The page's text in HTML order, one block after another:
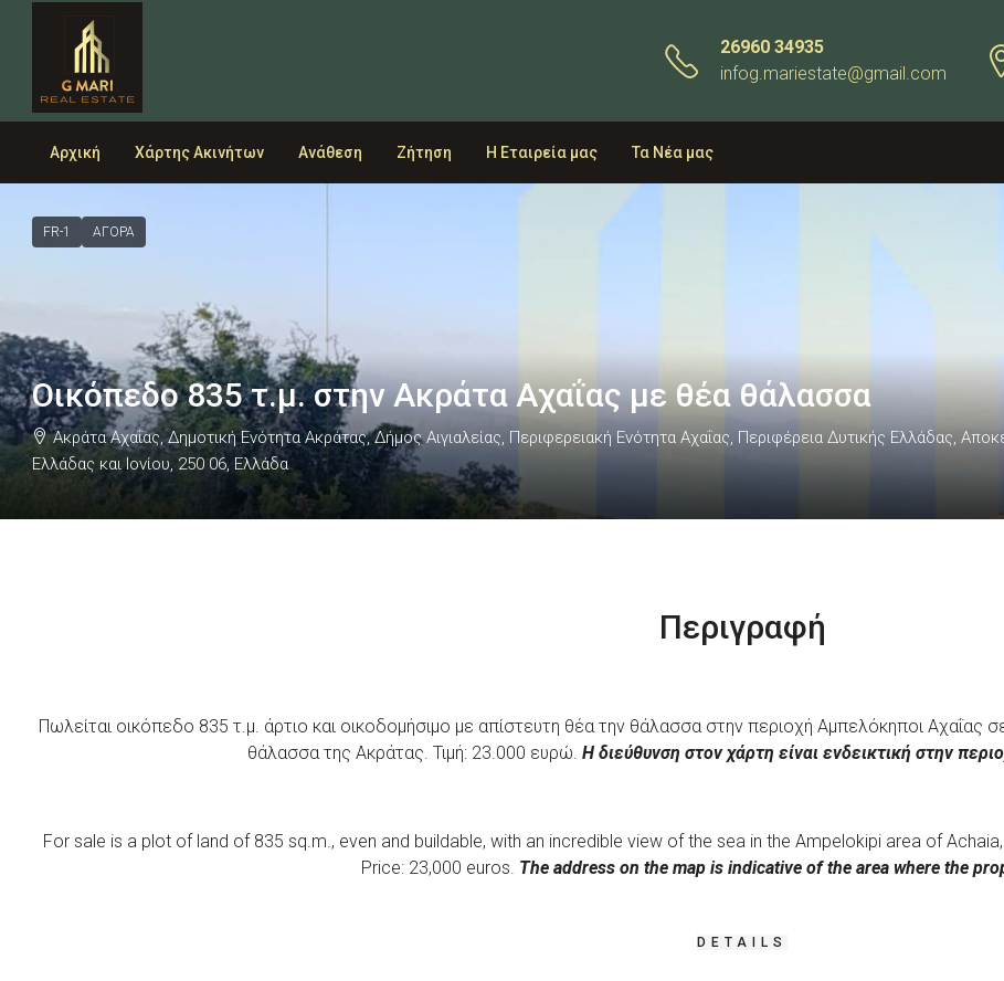
26960 34935
infog.mariestate@gmail.com
Αρχική Χάρτης Ακινήτων Ανάθεση Ζήτηση Η Εταιρεία μας Τα Νέα μας
FR-1 ΑΓΟΡΑ
Οικόπεδο 835 τ.μ. στην Ακράτα Αχαΐας με θέα θάλασσα
Ακράτα Αχαΐας, Δημοτική Ενότητα Ακράτας, Δήμος Αιγιαλείας, Περιφερειακή Ενότητα Αχαΐας, Περιφέρεια Δυτικής Ελλάδας,
Ελλάδας και Ιονίου, 250 06, Ελλάδα
Περιγραφή
Πωλείται οικόπεδο 835 τ.μ. άρτιο και οικοδομήσιμο με απίστευτη θέα την θάλασσα στην περιοχή Αμπελόκηποι
θάλασσα της Ακράτας. Τιμή: 23.000 ευρώ. Η διεύθυνση στον χάρτη είναι ενδεικτική στην
For sale is a plot of land of 835 sq.m., even and buildable, with an incredible view of the sea in the Ampelokipi area of
Price: 23,000 euros. The address on the map is indicative of the area where the
DETAILS